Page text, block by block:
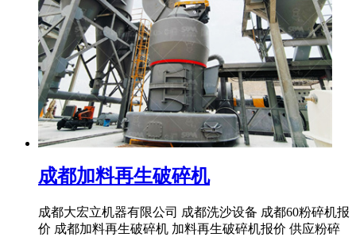
成都加料再生破碎机
成都大宏立机器有限公司 成都洗沙设备 成都60粉碎机报
价 成都加料再生破碎机 加料再生破碎机报价 供应粉碎